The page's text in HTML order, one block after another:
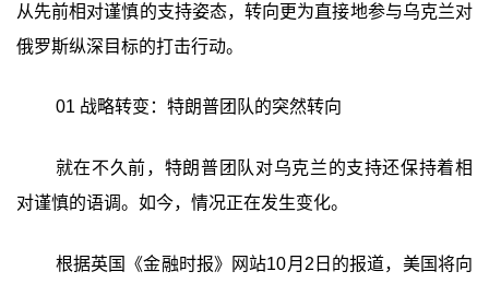
从先前相对谨慎的支持姿态，转向更为直接地参与乌克兰对
俄罗斯纵深目标的打击行动。
01 战略转变：特朗普团队的突然转向
就在不久前，特朗普团队对乌克兰的支持还保持着相
对谨慎的语调。如今，情况正在发生变化。
根据英国《金融时报》网站10月2日的报道，美国将向